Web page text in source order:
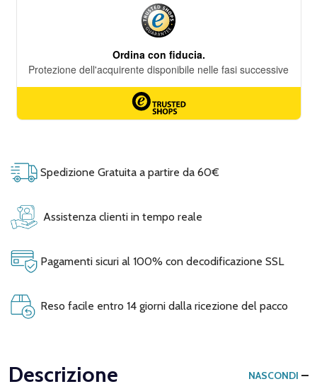
Spedizione Gratuita a partire da 60€
Assistenza clienti in tempo reale
Pagamenti sicuri al 100% con decodificazione SSL
Reso facile entro 14 giorni dalla ricezione del pacco
Descrizione NASCONDI